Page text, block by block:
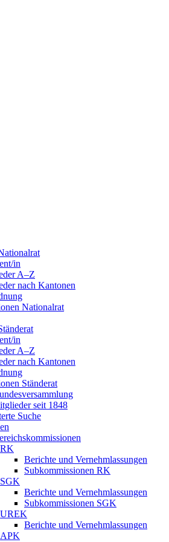
in
A–Z
nach Kantonen
Nationalrat
in
A–Z
nach Kantonen
Ständerat
seit 1848
Suche
RK
Berichte und Vernehmlassungen
Subkommissionen RK
SGK
Berichte und Vernehmlassungen
Subkommissionen SGK
UREK
Berichte und Vernehmlassungen
APK